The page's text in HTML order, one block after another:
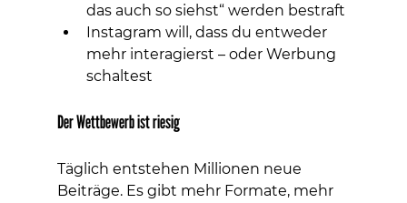
das auch so siehst“ werden bestraft
Instagram will, dass du entweder
mehr interagierst – oder Werbung
schaltest
Der Wettbewerb ist riesig
Täglich entstehen Millionen neue
Beiträge. Es gibt mehr Formate, mehr